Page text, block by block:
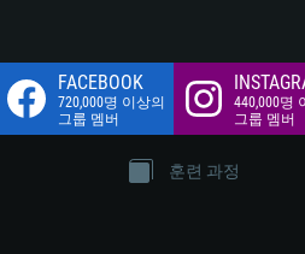
FACEBOOK
720,000명 이상의
그룹 멤버
440,000명
그룹 멤버
훈련 과정